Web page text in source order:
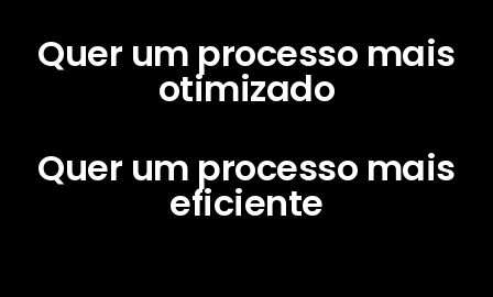
Quer um processo mais
otimizado
Quer um processo mais
eficiente